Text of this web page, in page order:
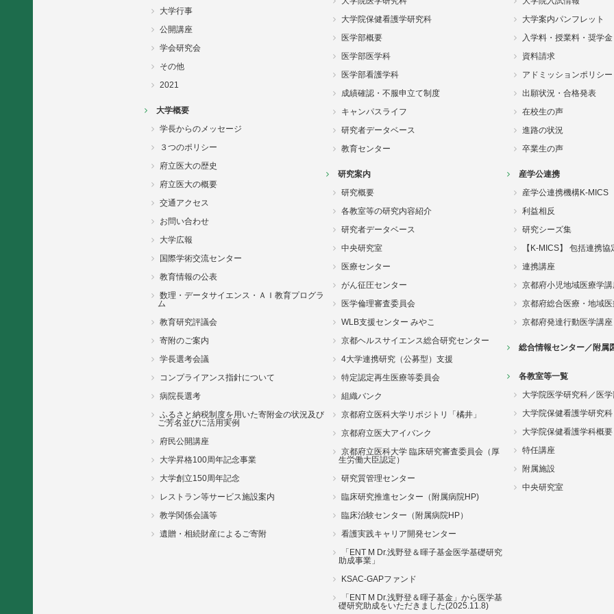
大学行事
公開講座
学会研究会
その他
2021
大学概要
学長からのメッセージ
３つのポリシー
府立医大の歴史
府立医大の概要
交通アクセス
お問い合わせ
大学広報
国際学術交流センター
教育情報の公表
数理・データサイエンス・ＡＩ教育プログラ
ム
教育研究評議会
寄附のご案内
学長選考会議
コンプライアンス指針について
病院長選考
ふるさと納税制度を用いた寄附金の状況及び
ご芳名並びに活用実例
府民公開講座
大学昇格100周年記念事業
大学創立150周年記念
レストラン等サービス施設案内
教学関係会議等
遺贈・相続財産によるご寄附
大学院保健看護学研究科
医学部概要
医学部医学科
医学部看護学科
成績確認・不服申立て制度
キャンパスライフ
研究者データベース
教育センター
研究案内
研究概要
各教室等の研究内容紹介
研究者データベース
中央研究室
医療センター
がん征圧センター
医学倫理審査委員会
WLB支援センター みやこ
京都ヘルスサイエンス総合研究センター
4大学連携研究（公募型）支援
特定認定再生医療等委員会
組織バンク
京都府立医科大学リポジトリ「橘井」
京都府立医大アイバンク
京都府立医科大学 臨床研究審査委員会（厚
生労働大臣認定）
研究質管理センター
臨床研究推進センター（附属病院HP)
臨床治験センター（附属病院HP）
看護実践キャリア開発センター
「ENT M Dr.浅野登＆暉子基金医学基礎研究
助成事業」
KSAC-GAPファンド
「ENT M Dr.浅野登＆暉子基金」から医学基
礎研究助成をいただきました(2025.11.8)
大学案内パンフレット
入学料・授業料・奨学金
資料請求
アドミッションポリシー
出願状況・合格発表
在校生の声
進路の状況
卒業生の声
産学公連携
産学公連携機構K-MICS
利益相反
研究シーズ集
【K-MICS】 包括連携協
連携講座
京都府小児地域医療学
京都府総合医療・地域
京都府発達行動医学講座
総合情報センター／附属
各教室等一覧
大学院医学研究科／医
大学院保健看護学研究
大学院保健看護学科概要
特任講座
附属施設
中央研究室